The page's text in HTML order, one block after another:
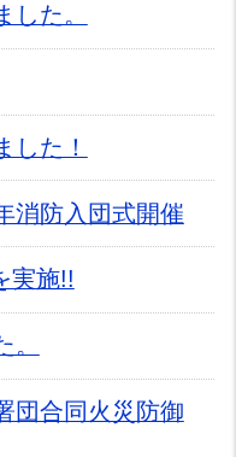
た。
した！
消防入団式開催
実施!!
団合同火災防御